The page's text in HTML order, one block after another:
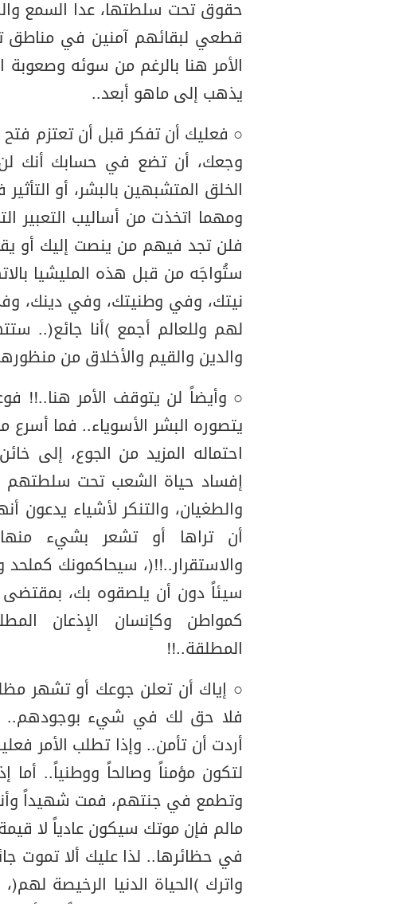
حقوق تحت سلطتها، عدا السمع
قطعي لبقائهم آمنين في مناطق
الأمر هنا بالرغم من سوئه وصعوبة
يذهب إلى ماهو أبعد..
○ فعليك أن تفكر قبل أن تعتزم
وجعك، أن تضع في حسابك أنك
الخلق المتشبهين بالبشر، أو
ومهما اتخذت من أساليب التعبير
فلن تجد فيهم من ينصت إليك أو
ستُواجَه من قبل هذه المليشيا
نيتك، وفي وطنيتك، وفي دينك،
لهم وللعالم أجمع (أنا جائع)..
والدين والقيم والأخلاق من
○ وأيضاً لن يتوقف الأمر هنا..!!
يتصوره البشر الأسوياء.. فما أسرع
احتماله المزيد من الجوع، إلى
إفساد حياة الشعب تحت سلطتهم
والطغيان، والتنكر لأشياء يدعون
أن تراها أو تشعر بشيء منها
والاستقرار..!!)، سيحاكمونك
سيئاً دون أن يلصقوه بك، بمقتضى
كمواطن وكإنسان الإذعان
المطلقة..!!
○ إياك أن تعلن جوعك أو تشهر
فلا حق لك في شيء بوجودهم..
أردت أن تأمن.. وإذا تطلب الأمر
لتكون مؤمناً وصالحاً ووطنياً.. أما
وتطمع في جنتهم، فمت شهيداً
مالم فإن موتك سيكون عادياً لا
في حظائرها.. لذا عليك ألا تموت
واترك (الحياة الدنيا الرخيصة